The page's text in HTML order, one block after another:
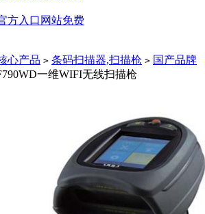
方入口网站免费
心产品 > 条码扫描器,扫描枪 > 国产品牌
一维WIFI无线扫描枪